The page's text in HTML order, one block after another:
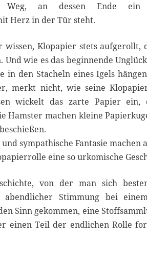
Weg, an dessen Ende ein
Herz in der Tür steht.
Klopapier stets aufgerollt,
Und wie es das beginnende
in den Stacheln eines Igels
merkt nicht, wie seine
wickelt das zarte Papier ein,
Hamster machen kleine
sympathische Fantasie machen
eine so urkomische
von der man sich
Stimmung bei
Sinn gekommen, eine
einen Teil der endlichen Rolle